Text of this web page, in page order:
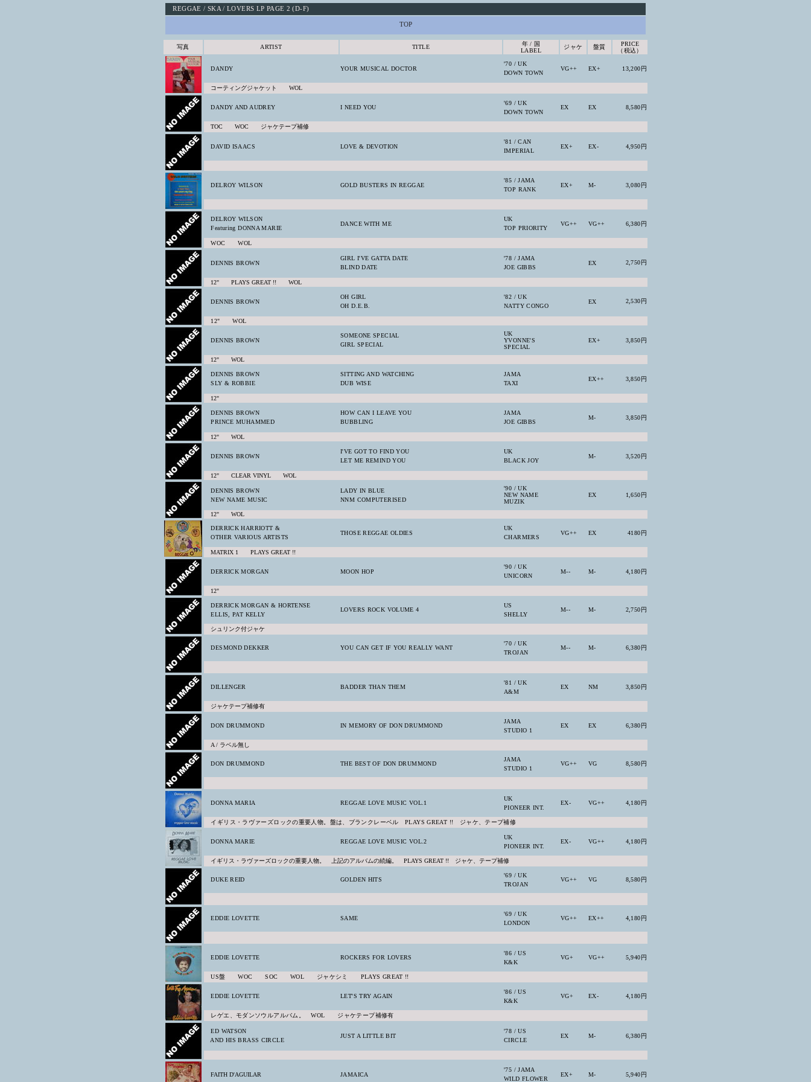
REGGAE / SKA / LOVERS LP PAGE 2 (D-F)
TOP
写真 ARTIST TITLE
年 / 国
LABEL
ジャケ 盤質
PRICE
（税込）
DANDY YOUR MUSICAL DOCTOR
'70 / UK
DOWN TOWN
VG++ EX+ 13,200円
コーティングジャケット WOL
DANDY AND AUDREY I NEED YOU
'69 / UK
DOWN TOWN
EX EX 8,580円
TOC WOC ジャケテープ補修
DAVID ISAACS LOVE & DEVOTION
'81 / CAN
IMPERIAL
EX+ EX- 4,950円
DELROY WILSON GOLD BUSTERS IN REGGAE
'85 / JAMA
TOP RANK
EX+ M- 3,080円
DELROY WILSON
Featuring DONNA MARIE
DANCE WITH ME
UK
TOP PRIORITY
VG++ VG++ 6,380円
WOC WOL
DENNIS BROWN
GIRL I'VE GATTA DATE
BLIND DATE
'78 / JAMA
JOE GIBBS
EX 2,750円
12" PLAYS GREAT !! WOL
DENNIS BROWN
OH GIRL
OH D.E.B.
'82 / UK
NATTY CONGO
EX 2,530円
12" WOL
DENNIS BROWN
SOMEONE SPECIAL
GIRL SPECIAL
UK
YVONNE'S
SPECIAL
EX+ 3,850円
12" WOL
DENNIS BROWN
SLY & ROBBIE
SITTING AND WATCHING
DUB WISE
JAMA
TAXI
EX++ 3,850円
12"
DENNIS BROWN
PRINCE MUHAMMED
HOW CAN I LEAVE YOU
BUBBLING
JAMA
JOE GIBBS
M- 3,850円
12" WOL
DENNIS BROWN
I'VE GOT TO FIND YOU
LET ME REMIND YOU
UK
BLACK JOY
M- 3,520円
12" CLEAR VINYL WOL
DENNIS BROWN
NEW NAME MUSIC
LADY IN BLUE
NNM COMPUTERISED
'90 / UK
NEW NAME
MUZIK
EX 1,650円
12" WOL
DERRICK HARRIOTT &
OTHER VARIOUS ARTISTS
THOSE REGGAE OLDIES
UK
CHARMERS
VG++ EX 4180円
MATRIX 1 PLAYS GREAT !!
DERRICK MORGAN MOON HOP
'90 / UK
UNICORN
M-- M- 4,180円
12"
DERRICK MORGAN & HORTENSE
ELLIS, PAT KELLY
LOVERS ROCK VOLUME 4
US
SHELLY
M-- M- 2,750円
シュリンク付ジャケ
DESMOND DEKKER YOU CAN GET IF YOU REALLY WANT
'70 / UK
TROJAN
M-- M- 6,380円
DILLENGER BADDER THAN THEM
'81 / UK
A&M
EX NM 3,850円
ジャケテープ補修有
DON DRUMMOND IN MEMORY OF DON DRUMMOND
JAMA
STUDIO 1
EX EX 6,380円
A / ラベル無し
DON DRUMMOND THE BEST OF DON DRUMMOND
JAMA
STUDIO 1
VG++ VG 8,580円
DONNA MARIA REGGAE LOVE MUSIC VOL.1
UK
PIONEER INT.
EX- VG++ 4,180円
イギリス・ラヴァーズロックの重要人物。盤は、ブランクレーベル PLAYS GREAT !! ジャケ、テープ補修
DONNA MARIE REGGAE LOVE MUSIC VOL.2
UK
PIONEER INT.
EX- VG++ 4,180円
イギリス・ラヴァーズロックの重要人物。 上記のアルバムの続編。 PLAYS GREAT !! ジャケ、テープ補修
DUKE REID GOLDEN HITS
'69 / UK
TROJAN
VG++ VG 8,580円
EDDIE LOVETTE SAME
'69 / UK
LONDON
VG++ EX++ 4,180円
EDDIE LOVETTE ROCKERS FOR LOVERS
'86 / US
K&K
VG+ VG++ 5,940円
US盤 WOC SOC WOL ジャケシミ PLAYS GREAT !!
EDDIE LOVETTE LET'S TRY AGAIN
'86 / US
K&K
VG+ EX- 4,180円
レゲエ、モダンソウルアルバム。 WOL ジャケテープ補修有
ED WATSON
AND HIS BRASS CIRCLE
JUST A LITTLE BIT
'78 / US
CIRCLE
EX M- 6,380円
FAITH D'AGUILAR JAMAICA
'75 / JAMA
WILD FLOWER
EX+ M- 5,940円